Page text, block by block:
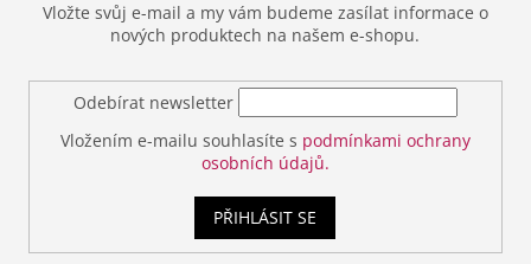
Vložte svůj e-mail a my vám budeme zasílat informace o
nových produktech na našem e-shopu.
Odebírat newsletter
Vložením e-mailu souhlasíte s podmínkami ochrany
osobních údajů.
PŘIHLÁSIT SE